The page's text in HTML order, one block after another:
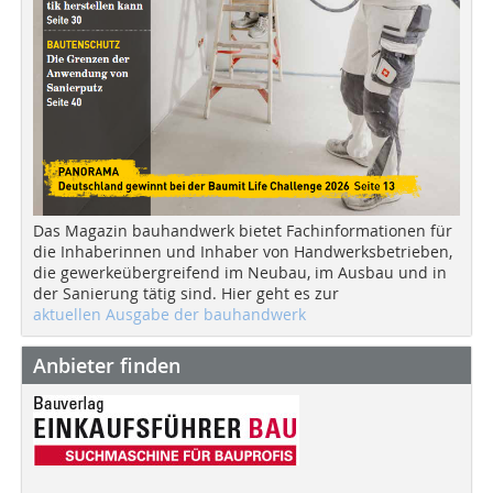
Das Magazin bauhandwerk bietet Fachinformationen für
die Inhaberinnen und Inhaber von Handwerksbetrieben,
die gewerkeübergreifend im Neubau, im Ausbau und in
der Sanierung tätig sind. Hier geht es zur
aktuellen Ausgabe der bauhandwerk
Anbieter finden